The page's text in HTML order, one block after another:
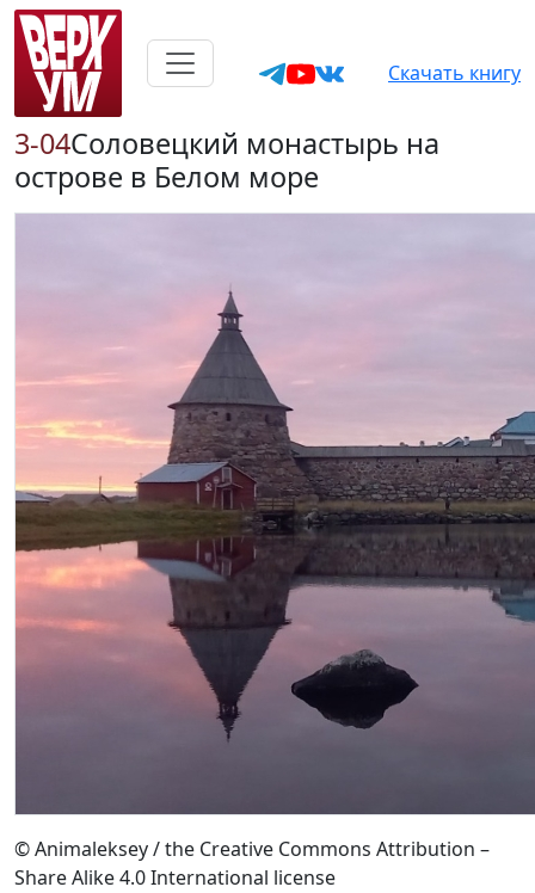
Скачать книгу
3-04Соловецкий монастырь на
острове в Белом море
© Animaleksey / the Creative Commons Attribution –
Share Alike 4.0 International license